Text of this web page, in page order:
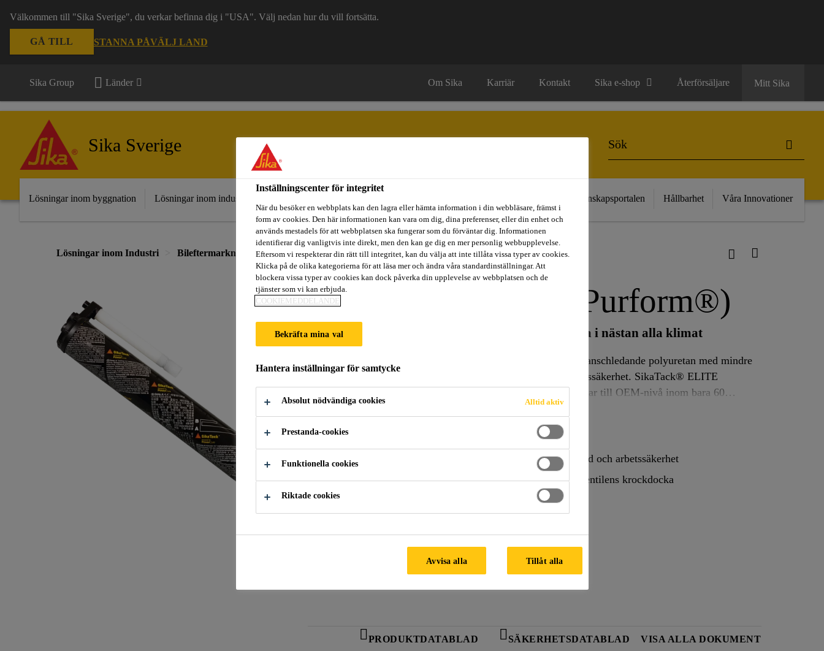
Välkommen till "Sika Sverige", du verkar befinna dig i "USA". Välj nedan hur du vill fortsätta.
GÅ TILL STANNA PÅVÄLJ LAND
Sika Group Länder Om Sika Karriär Kontakt Sika e-shop Återförsäljare Mitt Sika
Sika Sverige
Lösningar inom byggnation Lösningar inom industri Kunskapsportalen Hållbarhet Våra Innovationer
Lösningar inom Industri Bileftermarknad Bilglasbyte Lim SikaTack® ELITE (Purform®)
SikaTack® ELITE (Purform®)
Framtagen för Sika PowerCure – högsta prestanda i nästan alla klimat
SikaTack® ELITE (Purform®) är baserad på Purform®, en branschledande polyuretan med mindre
än 0,1 % monomer diisocyanat för bättre hälsoskydd och arbetssäkerhet. SikaTack® ELITE
(Purform®) erbjuder 30 minuters minsta Kör-iväg-tid och härdar till OEM-nivå inom bara 60
minuter. Den appliceras med Sika PowerCure utrustning och kan användas året runt för både mobil
Läs mer +
Mindre än 0,1 % monomer diisocyanat för bättre hälsoskydd och arbetssäkerhet
30 min minsta Kör-iväg-tid, enligt FMVSS 212 / 95:e percentilens krockdocka
Tillåter snabb, säker ADAS kalibrering
PRODUKTDATABLAD SÄKERHETSDATABLAD VISA ALLA DOKUMENT
Inställningscenter för integritet
När du besöker en webbplats kan den lagra eller hämta information i din webbläsare, främst i
form av cookies. Den här informationen kan vara om dig, dina preferenser, eller din enhet och
används mestadels för att webbplatsen ska fungerar som du förväntar dig. Informationen
identifierar dig vanligtvis inte direkt, men den kan ge dig en mer personlig webbupplevelse.
Eftersom vi respekterar din rätt till integritet, kan du välja att inte tillåta vissa typer av cookies.
Klicka på de olika kategorierna för att läsa mer och ändra våra standardinställningar. Att
blockera vissa typer av cookies kan dock påverka din upplevelse av webbplatsen och de
tjänster som vi kan erbjuda.
COOKIEMEDDELANDE
Bekräfta mina val
Hantera inställningar för samtycke
Absolut nödvändiga cookies Alltid aktiv
Prestanda-cookies
Funktionella cookies
Riktade cookies
Avvisa alla Tillåt alla